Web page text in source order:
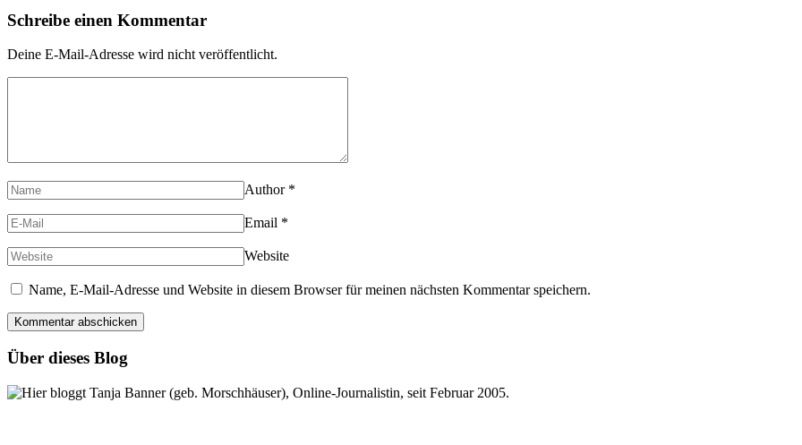
Schreibe einen Kommentar
Deine E-Mail-Adresse wird nicht veröffentlicht.
Author *
Email *
Website
Name, E-Mail-Adresse und Website in diesem Browser für meinen nächsten Kommentar speichern.
Über dieses Blog
Hier bloggt Tanja Banner (geb. Morschhäuser), Online-Journalistin, seit Februar 2005.